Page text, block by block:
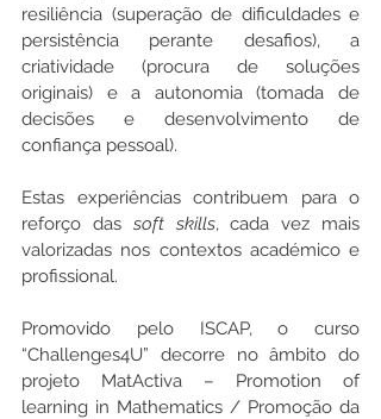
resiliência (superação de dificuldades e
persistência perante desafios), a
criatividade (procura de soluções
originais) e a autonomia (tomada de
decisões e desenvolvimento de
confiança pessoal).
Estas experiências contribuem para o
reforço das soft skills, cada vez mais
valorizadas nos contextos académico e
profissional.
Promovido pelo ISCAP, o curso
“Challenges4U” decorre no âmbito do
projeto MatActiva – Promotion of
learning in Mathematics / Promoção da